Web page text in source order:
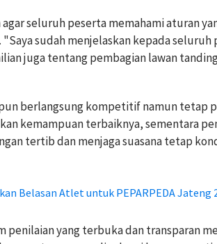
seluruh peserta memahami aturan
sudah menjelaskan kepada
juga tentang pembagian lawan
berlangsung kompetitif namun tetap
kemampuan terbaiknya, sementara
tertib dan menjaga suasana tetap
Belasan Atlet untuk PEPARPEDA Jateng
penilaian yang terbuka dan transparan